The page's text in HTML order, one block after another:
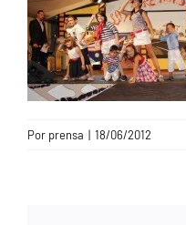
CONTACTO
Por prensa | 18/06/2012